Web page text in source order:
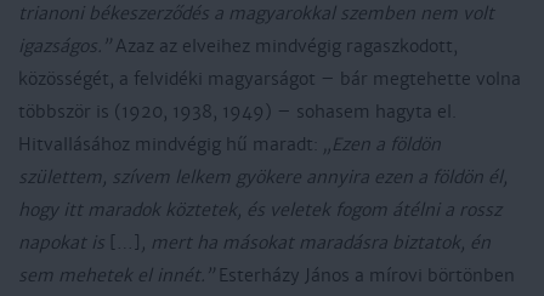
trianoni békeszerződés a magyarokkal szemben nem volt
igazságos.”Azaz az elveihez mindvégig ragaszkodott,
közösségét, a felvidéki magyarságot – bár megtehette volna
többször is (1920, 1938, 1949) – sohasem hagyta el.
Hitvallásához mindvégig hű maradt:
„Ezen a földön
születtem, szívem lelkem gyökere annyira ezen a földön él,
hogy itt maradok köztetek, és veletek fogom átélni a rossz
napokat is […] , mert ha másokat maradásra biztatok, én
sem mehetek el innét.”Esterházy János a mírovi börtönben